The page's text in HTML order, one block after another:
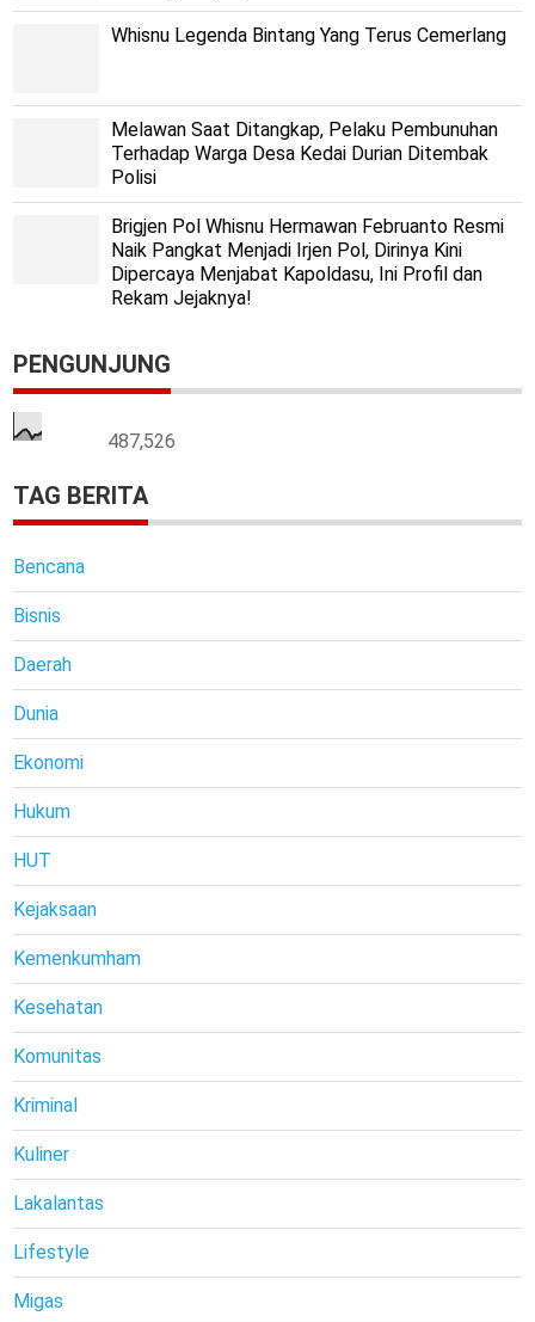
Whisnu Legenda Bintang Yang Terus Cemerlang
Melawan Saat Ditangkap, Pelaku Pembunuhan
Terhadap Warga Desa Kedai Durian Ditembak
Polisi
Brigjen Pol Whisnu Hermawan Februanto Resmi
Naik Pangkat Menjadi Irjen Pol, Dirinya Kini
Dipercaya Menjabat Kapoldasu, Ini Profil dan
Rekam Jejaknya!
PENGUNJUNG
487,526
TAG BERITA
Bencana
Bisnis
Daerah
Dunia
Ekonomi
Hukum
HUT
Kejaksaan
Kemenkumham
Kesehatan
Komunitas
Kriminal
Kuliner
Lakalantas
Lifestyle
Migas